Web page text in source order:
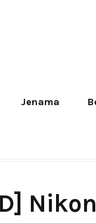
Jenama